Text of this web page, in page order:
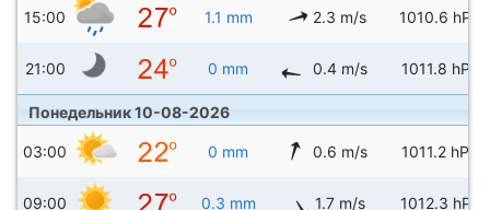
15:00 1.1 mm 2.3 m/s 1010.6 hPa
21:00 0 mm 0.4 m/s 1011.8 hPa
Понедельник 10-08-2026
03:00 0 mm 0.6 m/s 1011.2 hPa
09:00 0.3 mm 1.7 m/s 1012.3 hPa